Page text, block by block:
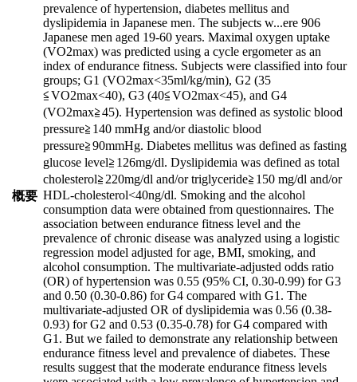
概要
prevalence of hypertension, diabetes mellitus and
dyslipidemia in Japanese men. The subjects w...ere 906
Japanese men aged 19-60 years. Maximal oxygen uptake
(VO2max) was predicted using a cycle ergometer as an
index of endurance fitness. Subjects were classified into four
groups; G1 (VO2max<35ml/kg/min), G2 (35
≦VO2max<40), G3 (40≦VO2max<45), and G4
(VO2max≧45). Hypertension was defined as systolic blood
pressure≧140 mmHg and/or diastolic blood
pressure≧90mmHg. Diabetes mellitus was defined as fasting
glucose level≧126mg/dl. Dyslipidemia was defined as total
cholesterol≧220mg/dl and/or triglyceride≧150 mg/dl and/or
HDL-cholesterol<40ng/dl. Smoking and the alcohol
consumption data were obtained from questionnaires. The
association between endurance fitness level and the
prevalence of chronic disease was analyzed using a logistic
regression model adjusted for age, BMI, smoking, and
alcohol consumption. The multivariate-adjusted odds ratio
(OR) of hypertension was 0.55 (95% CI, 0.30-0.99) for G3
and 0.50 (0.30-0.86) for G4 compared with G1. The
multivariate-adjusted OR of dyslipidemia was 0.56 (0.38-
0.93) for G2 and 0.53 (0.35-0.78) for G4 compared with
G1. But we failed to demonstrate any relationship between
endurance fitness level and prevalence of diabetes. These
results suggest that the moderate endurance fitness levels